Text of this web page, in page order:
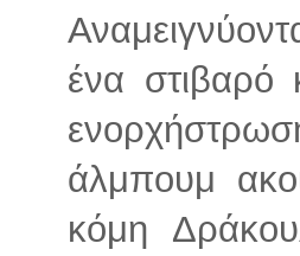
ένα στιβαρό
άλμπουμ
κόμη